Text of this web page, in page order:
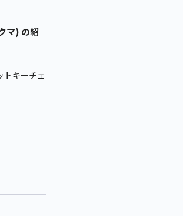
マ) の紹
トキーチェ